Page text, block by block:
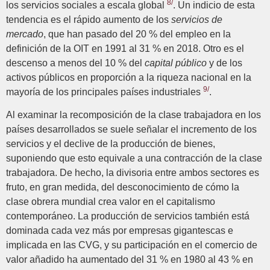
los servicios sociales a escala global 8/. Un indicio de esta
tendencia es el rápido aumento de los servicios de
mercado, que han pasado del 20 % del empleo en la
definición de la OIT en 1991 al 31 % en 2018. Otro es el
descenso a menos del 10 % del capital público y de los
activos públicos en proporción a la riqueza nacional en la
mayoría de los principales países industriales 9/.
Al examinar la recomposición de la clase trabajadora en los
países desarrollados se suele señalar el incremento de los
servicios y el declive de la producción de bienes,
suponiendo que esto equivale a una contracción de la clase
trabajadora. De hecho, la divisoria entre ambos sectores es
fruto, en gran medida, del desconocimiento de cómo la
clase obrera mundial crea valor en el capitalismo
contemporáneo. La producción de servicios también está
dominada cada vez más por empresas gigantescas e
implicada en las CVG, y su participación en el comercio de
valor añadido ha aumentado del 31 % en 1980 al 43 % en